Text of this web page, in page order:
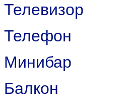
Телевизор
Телефон
Минибар
Балкон